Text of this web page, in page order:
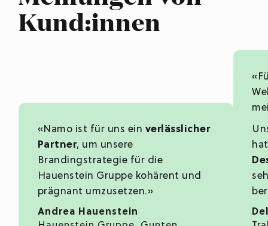
Kund:innen
«Namo ist für uns ein verlässlicher
Partner, um unsere
Brandingstrategie für die
Hauenstein Gruppe kohärent und
prägnant umzusetzen.»
Andrea Hauenstein